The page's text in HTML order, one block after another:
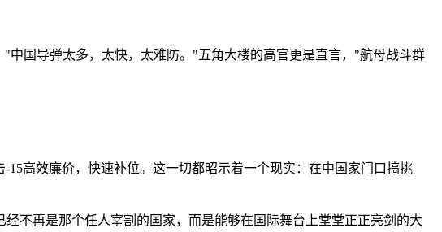
国导弹太多，太快，太难防。"五角大楼的高官更是直言，"航母战斗群
高效廉价，快速补位。这一切都昭示着一个现实：在中国家门口搞挑
不再是那个任人宰割的国家，而是能够在国际舞台上堂堂正正亮剑的大